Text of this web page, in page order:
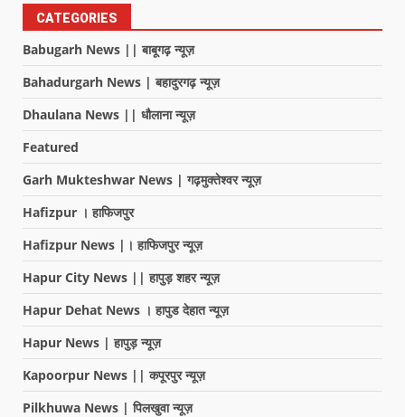
CATEGORIES
Babugarh News || बाबूगढ़ न्यूज़
Bahadurgarh News | बहादुरगढ़ न्यूज़
Dhaulana News || धौलाना न्यूज़
Featured
Garh Mukteshwar News | गढ़मुक्तेश्वर न्यूज़
Hafizpur । हाफिजपुर
Hafizpur News |। हाफिजपुर न्यूज़
Hapur City News || हापुड़ शहर न्यूज़
Hapur Dehat News । हापुड देहात न्यूज़
Hapur News | हापुड़ न्यूज़
Kapoorpur News || कपूरपुर न्यूज़
Pilkhuwa News | पिलखुवा न्यूज़